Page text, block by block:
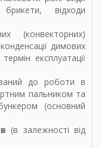
відходи
(конвекторних)
димових
експлуатації
до роботи в
пальником та
(основний
(в залежності від